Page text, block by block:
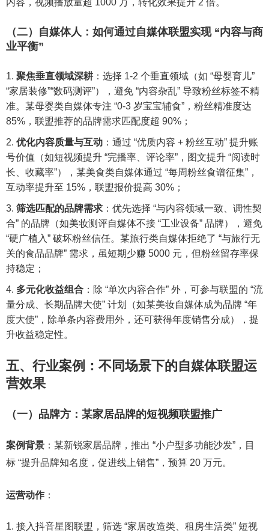
（二）自媒体人：如何通过自媒体联盟实现 “内容与商
业平衡”
聚焦垂直领域深耕 ：选择 1-2 个垂直领域（如 “母婴育儿”
“家居装修”“数码测评”），避免 “内容杂乱” 导致粉丝标签不精
准。某母婴类自媒体专注 “0-3 岁宝宝辅食”，粉丝精准度达
85%，联盟推荐的品牌需求匹配度超 90%；
优化内容质量与互动 ：通过 “优质内容 + 粉丝互动” 提升账
号价值（如短视频提升 “完播率、评论率”，图文提升 “阅读时
长、收藏率”），某美食类自媒体通过 “每周粉丝食谱征集”，
互动率提升至 15%，联盟报价提高 30%；
筛选匹配的品牌需求 ：优先选择 “与内容领域一致、调性契
合” 的品牌（如美妆测评自媒体不接 “工业设备” 品牌），避免
“硬广植入” 破坏粉丝信任。某旅行类自媒体拒绝了 “与旅行无
关的食品品牌” 需求，虽短期少赚 5000 元，但粉丝留存率保
持稳定；
多元化收益组合 ：除 “单次内容合作” 外，可参与联盟的 “流
量分成、长期品牌大使” 计划（如某美妆自媒体成为品牌 “年
度大使”，除单条内容费用外，还可获得年度销售分成），提
升收益稳定性。
五、行业案例：不同场景下的自媒体联盟运
营效果
（一）品牌方：某家居品牌的短视频联盟推广
案例背景 ：某新锐家居品牌，推出 “小户型多功能沙发”，目
标 “提升品牌知名度，促进线上销售”，预算 20 万元。
运营动作 ：
接入抖音星图联盟，筛选 “家居改造类、租房生活类” 短视